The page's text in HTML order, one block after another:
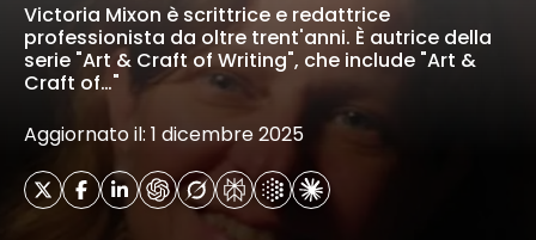
Victoria Mixon è scrittrice e redattrice
professionista da oltre trent'anni. È autrice della
serie "Art & Craft of Writing", che include "Art &
Craft of…"
Aggiornato il: 1 dicembre 2025